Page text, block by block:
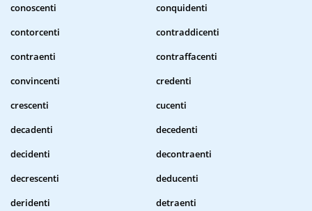
conoscenti
conquidenti
contorcenti
contraddicenti
contraenti
contraffacenti
convincenti
credenti
crescenti
cucenti
decadenti
decedenti
decidenti
decontraenti
decrescenti
deducenti
deridenti
detraenti